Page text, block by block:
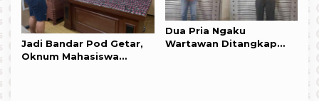
Jadi Bandar Pod Getar,
Oknum Mahasiswa
Dua Pria Ngaku
Wartawan Ditangkap